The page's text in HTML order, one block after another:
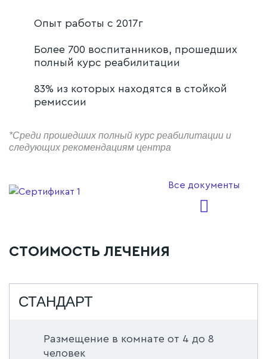
Опыт работы с 2017г
Более 700 воспитанников, прошедших
полный курс реабилитации
83% из которых находятся в стойкой
ремиссии
*Среди прошедших полный курс реабилитации и
следующих рекомендациям центра
Все документы
СТОИМОСТЬ ЛЕЧЕНИЯ
СТАНДАРТ
Размещение в комнате от 4 до 8
человек